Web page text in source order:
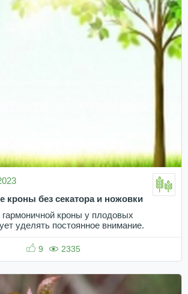
кроны без секатора и ножовки
кроны у плодовых
уделять постоянное внимание.
9 2335